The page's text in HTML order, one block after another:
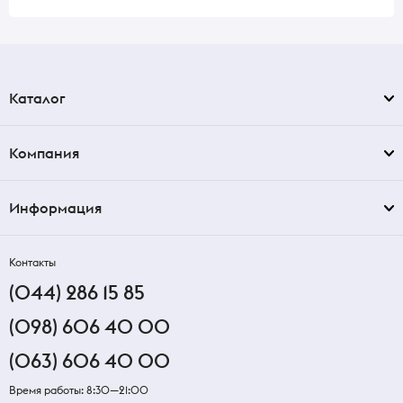
Каталог
Компания
Информация
Контакты
(044) 286 15 85
(098) 606 40 00
(063) 606 40 00
Время работы: 8:30—21:00